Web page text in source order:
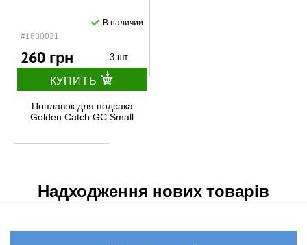
#1630031
В наличии
260 грн 3 шт.
КУПИТЬ
Поплавок для подсака
Golden Catch GC Small
Надходження нових товарів